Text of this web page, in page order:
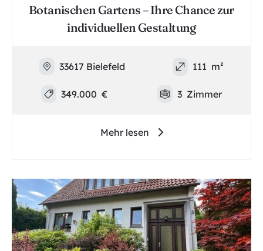
Botanischen Gartens – Ihre Chance zur
individuellen Gestaltung
33617 Bielefeld 111 m²
349.000 € 3 Zimmer
Mehr lesen